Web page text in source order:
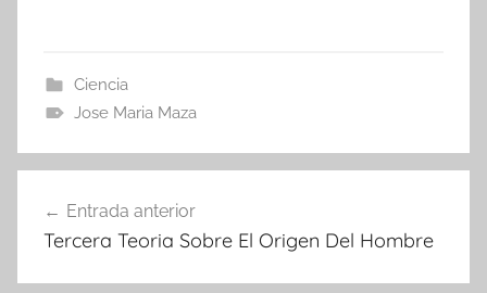
Ciencia
Jose Maria Maza
de
Entrada anterior
Tercera Teoria Sobre El Origen Del Hombre